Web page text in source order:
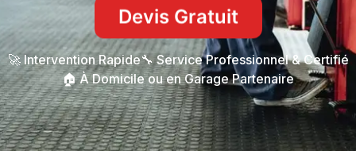
Devis Gratuit
🚀 Intervention Rapide🔧 Service Professionnel & Certifié
🏠 À Domicile ou en Garage Partenaire